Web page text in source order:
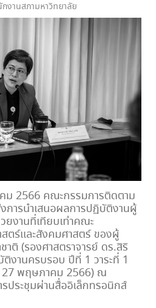
กงานสภามหาวิทยาลัย
ม 2566 คณะกรรมการติดตาม
การนำเสนอผลการปฏิบัติงานผู้
ยงานที่เทียบเท่าคณะ
ตร์และสังคมศาสตร์ ของผู้
าติ (รองศาสตราจารย์ ดร.สิริ
ติงานครบรอบ ปีที่ 1 วาระที่ 1
พฤษภาคม 2566) ณ
ประชุมผ่านสื่ออิเล็กทรอนิกส์